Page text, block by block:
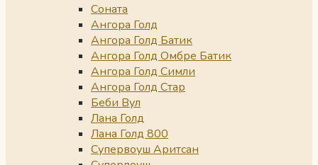
Соната
Ангора Голд
Ангора Голд Батик
Ангора Голд Омбре Батик
Ангора Голд Симли
Ангора Голд Стар
Беби Вул
Лана Голд
Лана Голд 800
Супервоуш Аритсан